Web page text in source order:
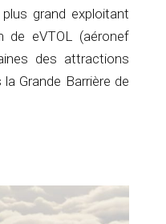
grand exploitant
de eVTOL (aéronef
des attractions
Grande Barrière de